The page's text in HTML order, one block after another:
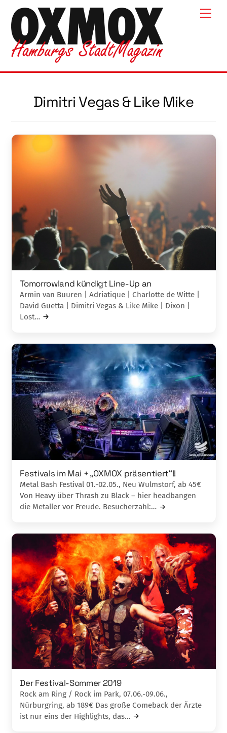
content
Dimitri Vegas & Like Mike
Tomorrowland kündigt Line-Up an
Armin van Buuren | Adriatique | Charlotte de Witte |
David Guetta | Dimitri Vegas & Like Mike | Dixon |
Lost…
Festivals im Mai + „OXMOX präsentiert“!!
Metal Bash Festival 01.-02.05., Neu Wulmstorf, ab 45€
Von Heavy über Thrash zu Black – hier headbangen
die Metaller vor Freude. Besucherzahl:…
Der Festival-Sommer 2019
Rock am Ring / Rock im Park, 07.06.-09.06.,
Nürburgring, ab 189€ Das große Comeback der Ärzte
ist nur eins der Highlights, das…